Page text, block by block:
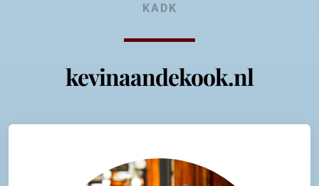
KADK
kevinaandekook.nl